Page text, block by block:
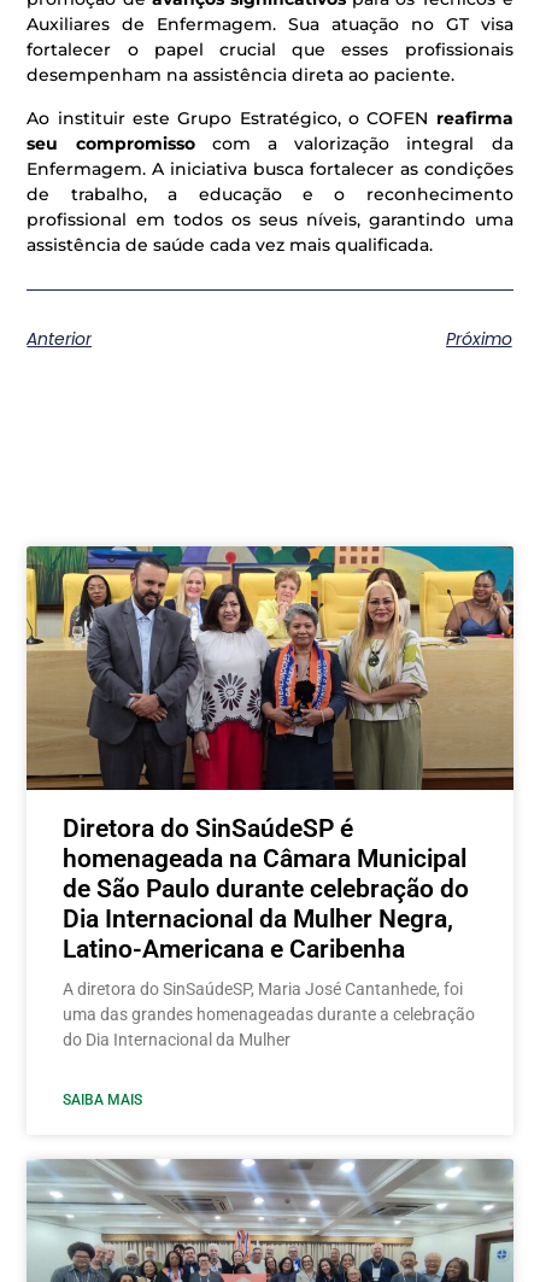
Auxiliares de Enfermagem. Sua atuação no GT visa
fortalecer o papel crucial que esses profissionais
desempenham na assistência direta ao paciente.
Ao instituir este Grupo Estratégico, o COFEN reafirma
seu compromissocom a valorização integral da
Enfermagem. A iniciativa busca fortalecer as condições
de trabalho, a educação e o reconhecimento
profissional em todos os seus níveis, garantindo uma
assistência de saúde cada vez mais qualificada.
Anterior Próximo
Postagens relacionadas
Diretora do SinSaúdeSP é
homenageada na Câmara Municipal
de São Paulo durante celebração do
Dia Internacional da Mulher Negra,
Latino-Americana e Caribenha
A diretora do SinSaúdeSP, Maria José Cantanhede, foi
uma das grandes homenageadas durante a celebração
do Dia Internacional da Mulher
SAIBA MAIS